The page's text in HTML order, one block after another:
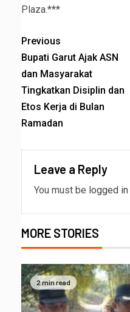
Plaza.***
Previous
Bupati Garut Ajak ASN
dan Masyarakat
Tingkatkan Disiplin dan
Etos Kerja di Bulan
Ramadan
Leave a Reply
You must be logged in
MORE STORIES
2 min read